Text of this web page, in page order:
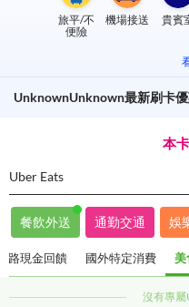
旅平/不
便險
機場接送 貴賓
UnknownUnknown最新刷卡
本
Uber Eats
餐飲外送 通勤交通 娛
指定通路現金回饋 國外特
路現金回饋 國外特定消費 美
沒有專屬